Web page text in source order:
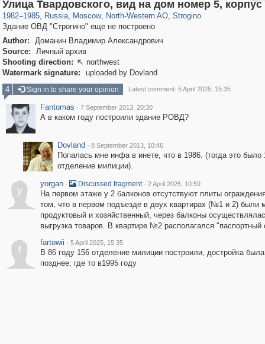
Улица Твардовского, вид на дом номер 5, корпус
1982–1985, Russia, Moscow, North-Western AO, Strogino
Здание ОВД "Строгино" еще не построено
Author:
Доманин Владимир Александрович
Source:
Личный архив
Shooting direction:  northwest
Watermark signature:
uploaded by Dovland
4
Sign in to share your opinion Latest comment: 5 April 2025, 15:35
Fantomas · 7 September 2013, 20:30
А в каком году построили здание РОВД?
Dovland · 8 September 2013, 10:46
Попалась мне инфа в инете, что в 1986. (тогда это было
отделение милиции).
y
yorgan · Discussed fragment · 2 April 2025, 10:59
На первом этаже у 2 балконов отсутствуют плиты
том, что в первом подъезде в двух квартирах (№1 и 2) были
продуктовый и хозяйственный, через балконы
выгрузка товаров. В квартире №2 располагался "паспортный
f
fartowii · 5 April 2025, 15:35
В 86 году 156 отделение милиции построили, достройка
позднее, где то в1995 году